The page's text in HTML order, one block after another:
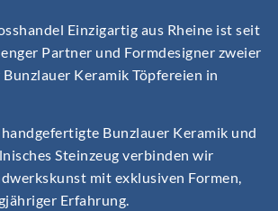
Einzigartig aus Rheine ist seit
Partner und Formdesigner zweier
Keramik Töpfereien in
Bunzlauer Keramik und
Steinzeug verbinden wir
mit exklusiven Formen,
Erfahrung.